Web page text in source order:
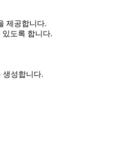
제공합니다.
도록 합니다.
생성합니다.